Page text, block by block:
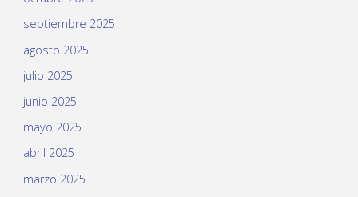
septiembre 2025
agosto 2025
julio 2025
junio 2025
mayo 2025
abril 2025
marzo 2025